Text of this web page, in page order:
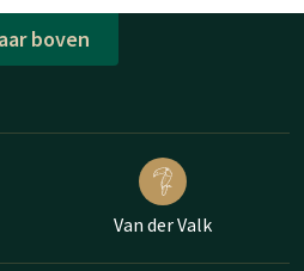
boven
Van der Valk